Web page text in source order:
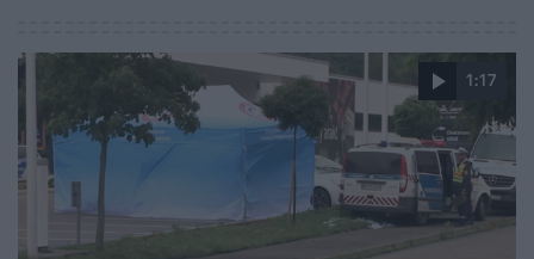
1:17